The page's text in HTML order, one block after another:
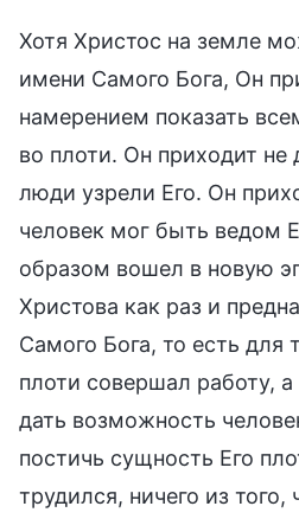
Хотя Христос на земле
имени Самого Бога, Он
намерением показать
во плоти. Он приходит не
люди узрели Его. Он
человек мог быть ведом
образом вошел в новую
Христова как раз и
Самого Бога, то есть для
плоти совершал работу, а
дать возможность
постичь сущность Его
трудился, ничего из того,